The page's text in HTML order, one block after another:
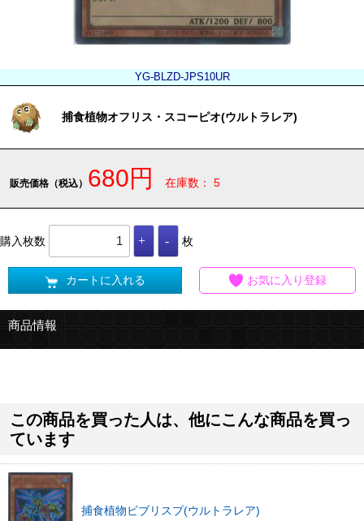
YG-BLZD-JPS10UR
捕食植物オフリス・スコーピオ(ウルトラレア)
販売価格（税込） 680円 在庫数： 5
購入枚数 枚
カートに入れる お気に入り登録
商品情報
この商品を買った人は、他にこんな商品を買っ
ています
捕食植物ビブリスプ(ウルトラレア)